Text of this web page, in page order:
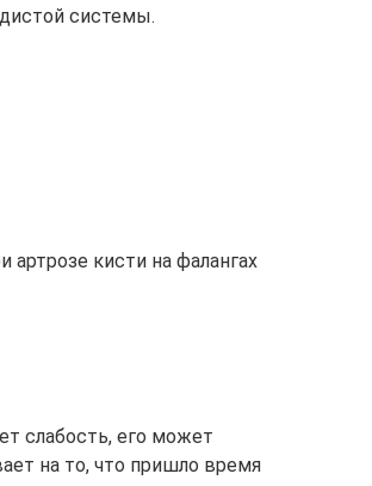
системы.
артрозе кисти на фалангах
слабость, его может
на то, что пришло время